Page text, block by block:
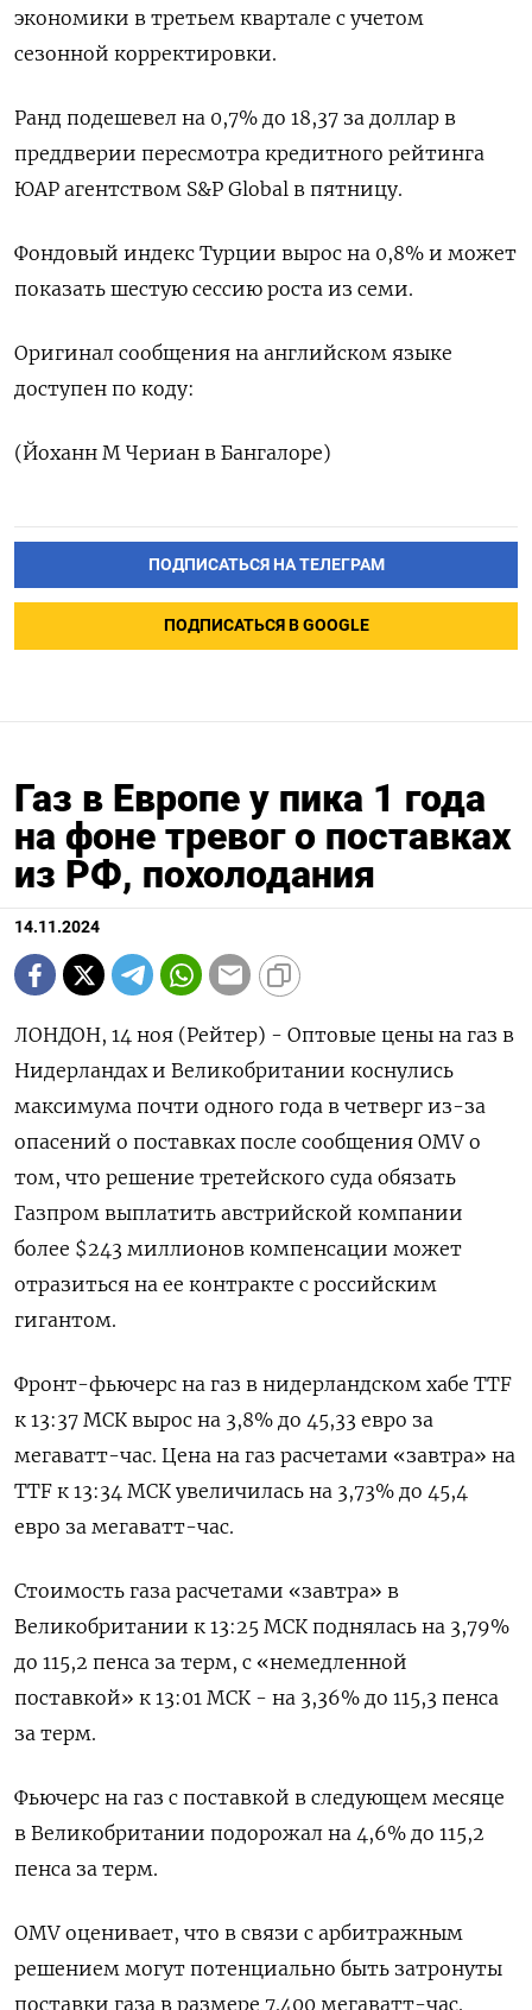
экономики в третьем квартале с учетом
сезонной корректировки.
Ранд подешевел на 0,7% до 18,37 за доллар в
преддверии пересмотра кредитного рейтинга
ЮАР агентством S&P Global в пятницу.
Фондовый индекс Турции вырос на 0,8% и может
показать шестую сессию роста из семи.
Оригинал сообщения на английском языке
доступен по коду:
(Йоханн М Чериан в Бангалоре)
ПОДПИСАТЬСЯ НА ТЕЛЕГРАМ
ПОДПИСАТЬСЯ В GOOGLE
Газ в Европе у пика 1 года
на фоне тревог о поставках
из РФ, похолодания
14.11.2024
ЛОНДОН, 14 ноя (Рейтер) - Оптовые цены на газ в
Нидерландах и Великобритании коснулись
максимума почти одного года в четверг из-за
опасений о поставках после сообщения OMV о
том, что решение третейского суда обязать
Газпром выплатить австрийской компании
более $243 миллионов компенсации может
отразиться на ее контракте с российским
гигантом.
Фронт-фьючерс на газ в нидерландском хабе TTF
к 13:37 МСК вырос на 3,8% до 45,33 евро за
мегаватт-час. Цена на газ расчетами «завтра» на
TTF к 13:34 МСК увеличилась на 3,73% до 45,4
евро за мегаватт-час.
Стоимость газа расчетами «завтра» в
Великобритании к 13:25 МСК поднялась на 3,79%
до 115,2 пенса за терм, с «немедленной
поставкой» к 13:01 МСК - на 3,36% до 115,3 пенса
за терм.
Фьючерс на газ с поставкой в следующем месяце
в Великобритании подорожал на 4,6% до 115,2
пенса за терм.
OMV оценивает, что в связи с арбитражным
решением могут потенциально быть затронуты
поставки газа в размере 7.400 мегаватт-час.